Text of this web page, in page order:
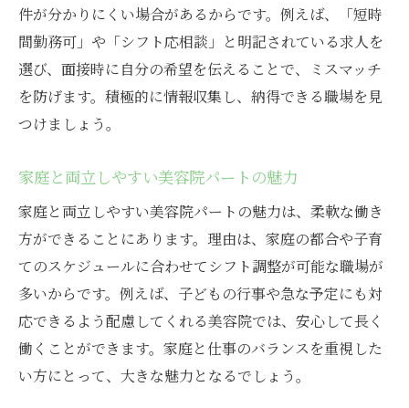
件が分かりにくい場合があるからです。例えば、「短時
間勤務可」や「シフト応相談」と明記されている求人を
選び、面接時に自分の希望を伝えることで、ミスマッチ
を防げます。積極的に情報収集し、納得できる職場を見
つけましょう。
家庭と両立しやすい美容院パートの魅力
家庭と両立しやすい美容院パートの魅力は、柔軟な働き
方ができることにあります。理由は、家庭の都合や子育
てのスケジュールに合わせてシフト調整が可能な職場が
多いからです。例えば、子どもの行事や急な予定にも対
応できるよう配慮してくれる美容院では、安心して長く
働くことができます。家庭と仕事のバランスを重視した
い方にとって、大きな魅力となるでしょう。